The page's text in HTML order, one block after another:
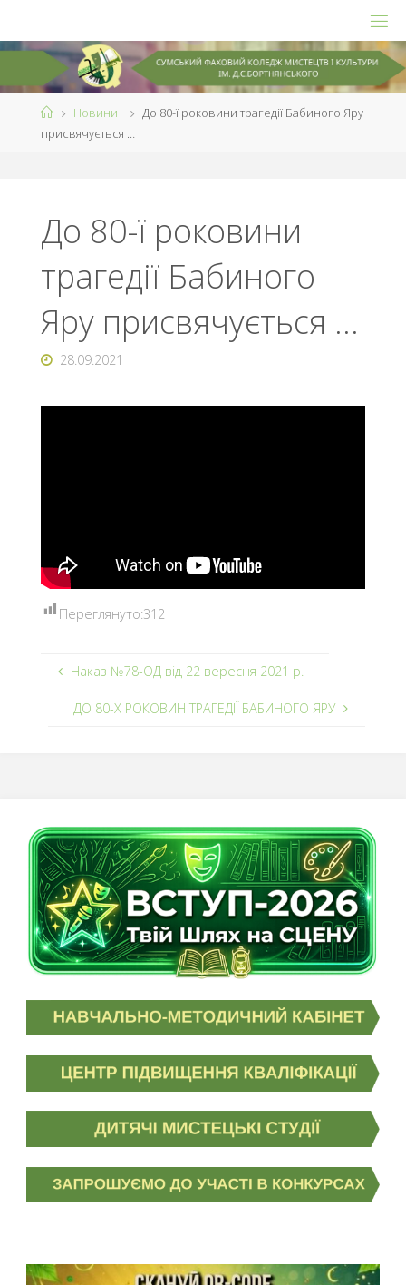
content
HomeНовини
До 80-ї роковини трагедії Бабиного Яру
присвячується …
До 80-ї роковини
трагедії Бабиного
Яру присвячується …
28.09.2021
Переглянуто:312
Наказ №78-ОД від 22 вересня 2021 р.
ДО 80-Х РОКОВИН ТРАГЕДІЇ БАБИНОГО ЯРУ